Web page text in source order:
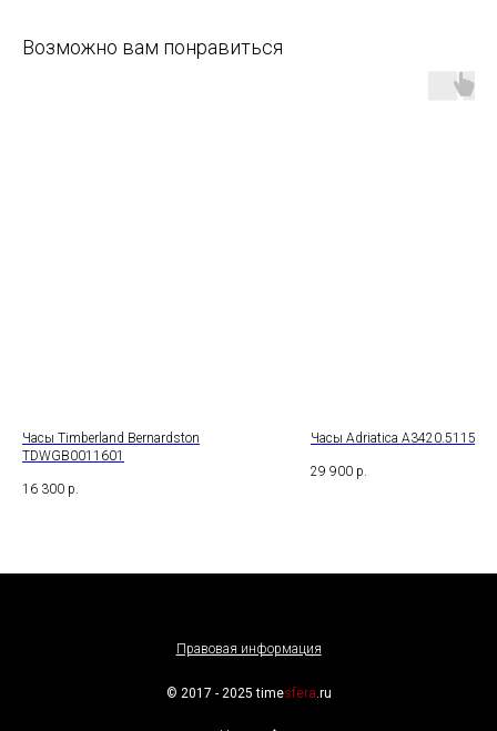
Возможно вам понравиться
Часы Timberland Bernardston
TDWGB0011601
16 300 р.
Часы Adriatica
29 900 р.
Правовая информация
© 2017 - 2025 timesfera.ru